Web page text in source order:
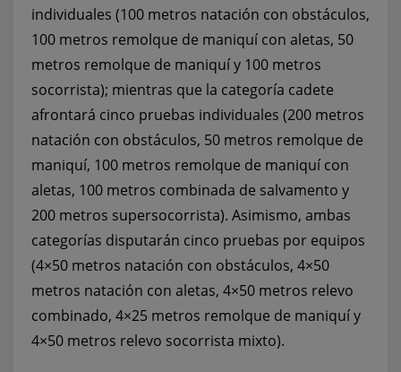
individuales (100 metros natación con obstáculos,
100 metros remolque de maniquí con aletas, 50
metros remolque de maniquí y 100 metros
socorrista); mientras que la categoría cadete
afrontará cinco pruebas individuales (200 metros
natación con obstáculos, 50 metros remolque de
maniquí, 100 metros remolque de maniquí con
aletas, 100 metros combinada de salvamento y
200 metros supersocorrista). Asimismo, ambas
categorías disputarán cinco pruebas por equipos
(4×50 metros natación con obstáculos, 4×50
metros natación con aletas, 4×50 metros relevo
combinado, 4×25 metros remolque de maniquí y
4×50 metros relevo socorrista mixto).